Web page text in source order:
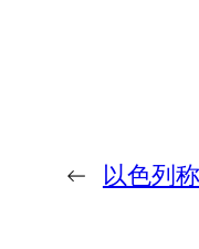
← 以色列